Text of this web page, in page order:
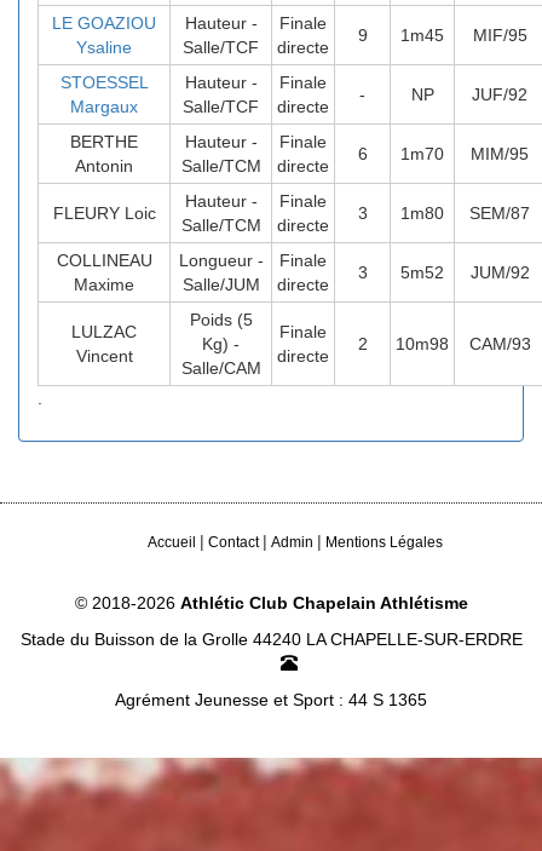
LE GOAZIOU
Ysaline
Hauteur -
Salle/TCF
Finale
directe
9 1m45 MIF/95
STOESSEL
Margaux
Hauteur -
Salle/TCF
Finale
directe
- NP JUF/92
BERTHE
Antonin
Hauteur -
Salle/TCM
Finale
directe
6 1m70 MIM/95
FLEURY Loic
Hauteur -
Salle/TCM
Finale
directe
3 1m80 SEM/87
COLLINEAU
Maxime
Longueur -
Salle/JUM
Finale
directe
3 5m52 JUM/92
LULZAC
Vincent
Poids (5
Kg) -
Salle/CAM
Finale
directe
2 10m98 CAM/93
Accueil |Contact|Admin | Mentions Légales
© 2018-2026 Athlétic Club Chapelain Athlétisme
Stade du Buisson de la Grolle 44240 LA CHAPELLE-SUR-ERDRE
Agrément Jeunesse et Sport : 44 S 1365